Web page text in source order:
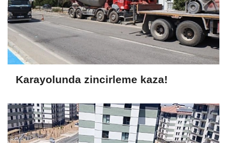
Karayolunda zincirleme kaza!